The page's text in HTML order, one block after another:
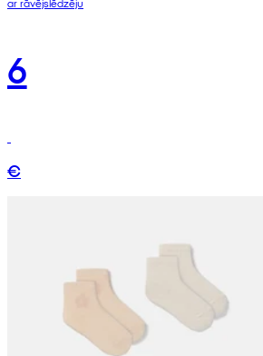
ar rāvējslēdzēju
6
€